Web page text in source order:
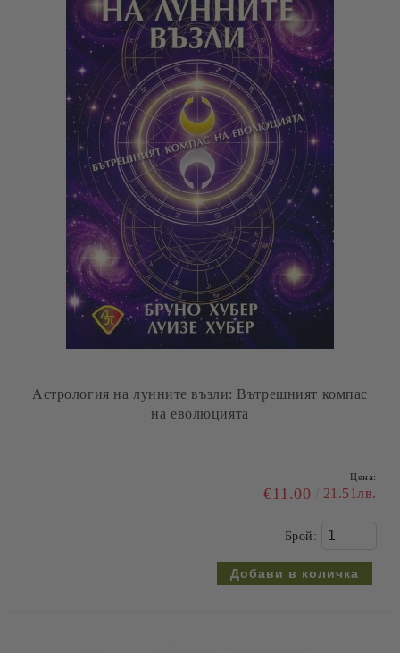
Астрология на лунните възли: Вътрешният компас
на еволюцията
Цена:
€11.00 21.51лв.
Брой: